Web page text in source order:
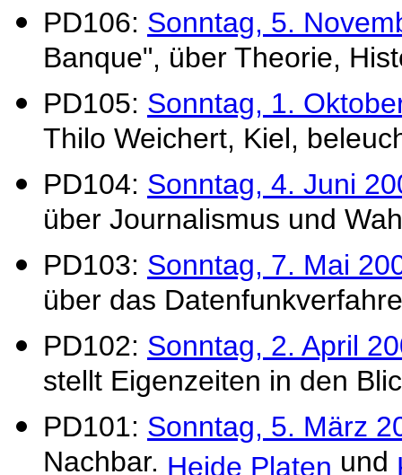
PD106: Sonntag, 5.
Banque", über Theorie,
PD105: Sonntag, 1.
Thilo Weichert, Kiel,
PD104: Sonntag, 4. Juni
über Journalismus und
PD103: Sonntag, 7. Mai
über das
PD102: Sonntag, 2. April
stellt Eigenzeiten in den
PD101: Sonntag, 5. März
Nachbar. Heide Platen und